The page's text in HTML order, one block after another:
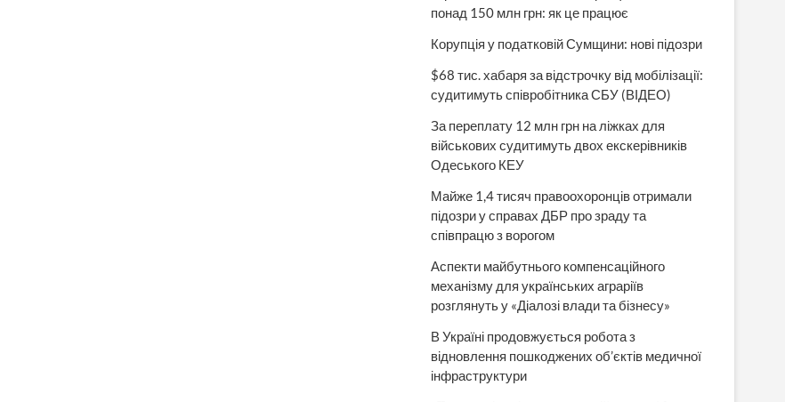
понад 150 млн грн: як це працює
Корупція у податковій Сумщини: нові підозри
$68 тис. хабаря за відстрочку від мобілізації:
судитимуть співробітника СБУ (ВІДЕО)
За переплату 12 млн грн на ліжках для
військових судитимуть двох екскерівників
Одеського КЕУ
Майже 1,4 тисяч правоохоронців отримали
підозри у справах ДБР про зраду та
співпрацю з ворогом
Аспекти майбутнього компенсаційного
механізму для українських аграріїв
розглянуть у «Діалозі влади та бізнесу»
В Україні продовжується робота з
відновлення пошкоджених об’єктів медичної
інфраструктури